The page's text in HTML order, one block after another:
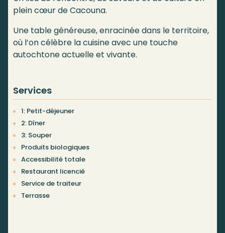
plein cœur de Cacouna.
Une table généreuse, enracinée dans le territoire,
où l’on célèbre la cuisine avec une touche
autochtone actuelle et vivante.
Services
1: Petit-déjeuner
2: Dîner
3: Souper
Produits biologiques
Accessibilité totale
Restaurant licencié
Service de traiteur
Terrasse